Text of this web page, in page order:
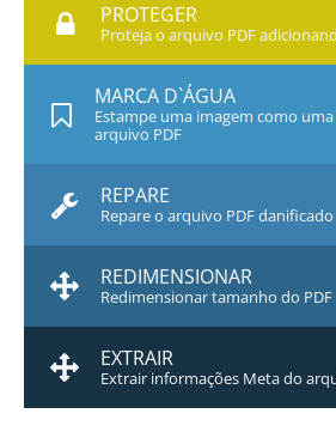
PROTEGER
Proteja o arquivo PDF
MARCA D`ÁGUA
Estampe uma imagem como
arquivo PDF
REPARE
Repare o arquivo PDF danificado
REDIMENSIONAR
Redimensionar tamanho do PDF
EXTRAIR
Extrair informações Meta do